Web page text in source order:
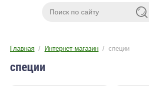
Главная / Интернет-магазин / специи
специи